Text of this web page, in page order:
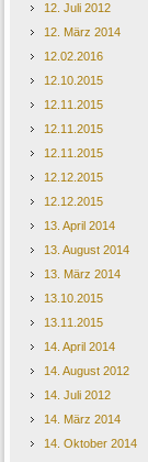
12. Juli 2012
12. März 2014
12.02.2016
12.10.2015
12.11.2015
12.11.2015
12.11.2015
12.12.2015
12.12.2015
13. April 2014
13. August 2014
13. März 2014
13.10.2015
13.11.2015
14. April 2014
14. August 2012
14. Juli 2012
14. März 2014
14. Oktober 2014